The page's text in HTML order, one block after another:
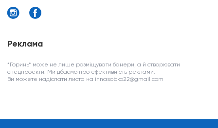
Реклама
*Горинь* може не лише розміщувати банери, а й створювати
спецпроекти. Ми дбаємо про ефективність реклами.
Ви можете надіслати листа на innasobko22@gmail.com